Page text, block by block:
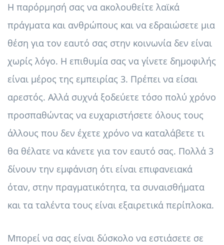
Η παρόρμησή σας να ακολουθείτε λαϊκά
πράγματα και ανθρώπους και να εδραιώσετε μια
θέση για τον εαυτό σας στην κοινωνία δεν είναι
χωρίς λόγο. Η επιθυμία σας να γίνετε δημοφιλής
είναι μέρος της εμπειρίας 3. Πρέπει να είσαι
αρεστός. Αλλά συχνά ξοδεύετε τόσο πολύ χρόνο
προσπαθώντας να ευχαριστήσετε όλους τους
άλλους που δεν έχετε χρόνο να καταλάβετε τι
θα θέλατε να κάνετε για τον εαυτό σας. Πολλά 3
δίνουν την εμφάνιση ότι είναι επιφανειακά
όταν, στην πραγματικότητα, τα συναισθήματα
και τα ταλέντα τους είναι εξαιρετικά περίπλοκα.
Μπορεί να σας είναι δύσκολο να εστιάσετε σε